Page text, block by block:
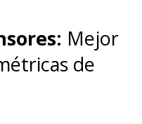
Mejor
de